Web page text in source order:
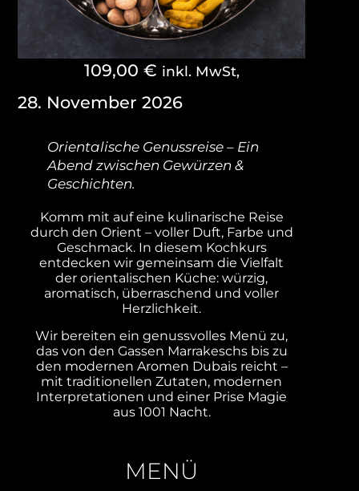
109,00 € inkl. MwSt,
28. November 2026
Orientalische Genussreise – Ein
Abend zwischen Gewürzen &
Geschichten.
Komm mit auf eine kulinarische Reise
durch den Orient – voller Duft, Farbe und
Geschmack. In diesem Kochkurs
entdecken wir gemeinsam die Vielfalt
der orientalischen Küche: würzig,
aromatisch, überraschend und voller
Herzlichkeit.
Wir bereiten ein genussvolles Menü zu,
das von den Gassen Marrakeschs bis zu
den modernen Aromen Dubais reicht –
mit traditionellen Zutaten, modernen
Interpretationen und einer Prise Magie
aus 1001 Nacht.
MENÜ